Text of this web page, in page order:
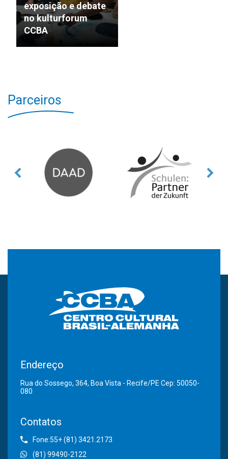
exposição e debate
no kulturforum
CCBA
Parceiros
Endereço
Rua do Sossego, 364, Boa Vista - Recife/PE Cep: 50050-
080
Contatos
Fone:55+ (81) 3421.2173
(81) 99490-2122